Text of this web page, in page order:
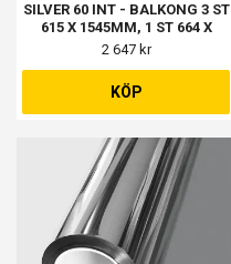
SILVER 60 INT - BALKONG 3 ST
615 X 1545MM, 1 ST 664 X
1545MM
2 647 kr
KÖP